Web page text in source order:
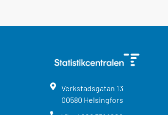
Verkstadsgatan 13
00580 Helsingfors